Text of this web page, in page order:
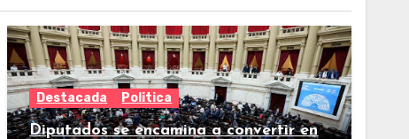
Destacada Politica
Diputados se encamina a convertir en